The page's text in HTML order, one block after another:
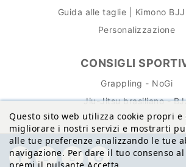
Guida alle taglie | Kimono
Personalizzazione
CONSIGLI
Grappling - NoGi
Jiu-Jitsu brasiliano -
Questo sito web utilizza cookie propri
migliorare i nostri servizi e mostrarti
alle tue preferenze analizzando le tue
navigazione. Per dare il tuo consenso